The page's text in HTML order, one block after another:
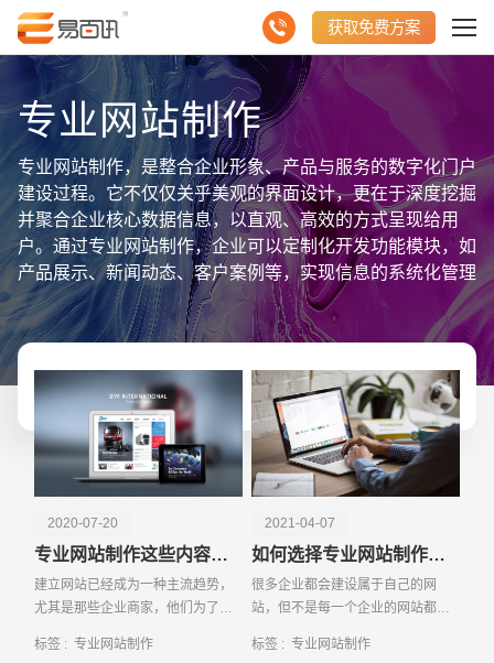
获取免费方案
专业网站制作
专业网站制作，是整合企业形象、产品与服务的数字化门户
建设过程。它不仅仅关乎美观的界面设计，更在于深度挖掘
并聚合企业核心数据信息，以直观、高效的方式呈现给用
户。通过专业网站制作，企业可以定制化开发功能模块，如
产品展示、新闻动态、客户案例等，实现信息的系统化管理
与快速检索。同时，采用先进的SEO技术和响应式设计，
确保网站在搜索引擎中排名靠前，且在不同设备上均能流畅
访问，极大提升用户体验与品牌曝光度。此外，专业网站还
注重数据分析与反馈机制，帮助企业不断优化内容与服务，
实现精准营销与持续成长。总之，专业网站制作是企业数字
化转型的关键一步，为聚合展示核心数据信息提供了强大支
持。
2020-07-20
专业网站制作这些内容不能忽视
建立网站已经成为一种主流趋势，
尤其是那些企业商家，他们为了拓
建立自己的企业营销网站。在建立
标签 : 专业网站制作
2021-04-07
如何选择专业网站制作的公司
很多企业都会建设属于自己的网
站，但不是每一个企业的网站都能
排名也就是代表了这个网站是否是
标签 : 专业网站制作